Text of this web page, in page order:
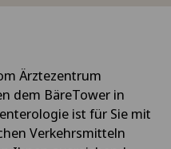
Ärztezentrum
dem BäreTower in
ist für Sie mit
Verkehrsmitteln